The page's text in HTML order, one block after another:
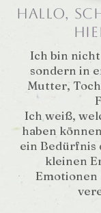
Hallo,
Ich bin
sondern in
Mutter,
Ich weiß,
haben
ein Bedürfnis
kleinen
Emotionen